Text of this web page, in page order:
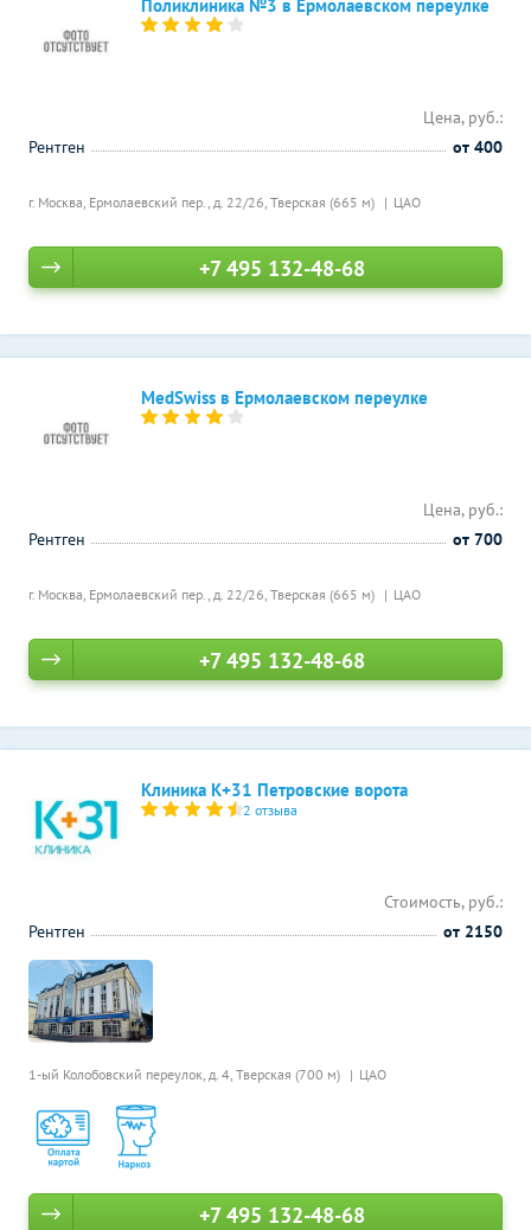
Поликлиника №3 в Ермолаевском переулке
г. Москва, Ермолаевский пер., д. 22/26, Тверская (665 м) ЦАО
Цена, руб.:
Рентген
от 400
+7 495 132-48-68
MedSwiss в Ермолаевском переулке
г. Москва, Ермолаевский пер., д. 22/26, Тверская (665 м) ЦАО
Цена, руб.:
Рентген
от 700
+7 495 132-48-68
Клиника К+31 Петровские ворота
2 отзыва
1-ый Колобовский переулок, д. 4, Тверская (700 м) ЦАО
Стоимость, руб.:
Рентген
от 2150
+7 495 132-48-68